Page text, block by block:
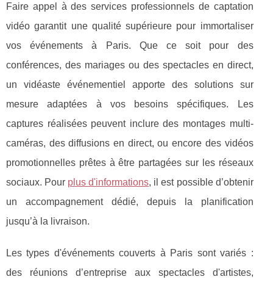
Faire appel à des services professionnels de captation
vidéo garantit une qualité supérieure pour immortaliser
vos événements à Paris. Que ce soit pour des
conférences, des mariages ou des spectacles en direct,
un vidéaste événementiel apporte des solutions sur
mesure adaptées à vos besoins spécifiques. Les
captures réalisées peuvent inclure des montages multi-
caméras, des diffusions en direct, ou encore des vidéos
promotionnelles prêtes à être partagées sur les réseaux
sociaux. Pour plus d'informations, il est possible d’obtenir
un accompagnement dédié, depuis la planification
jusqu’à la livraison.
Les types d'événements couverts à Paris sont variés :
des réunions d’entreprise aux spectacles d'artistes,